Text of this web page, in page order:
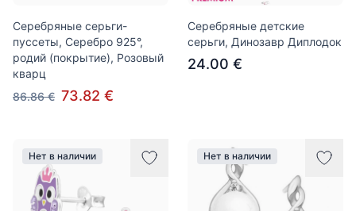
Серебряные серьги-
пуссеты, Серебро 925°,
родий (покрытие), Розовый
кварц
86.86 € 73.82 €
Серебряные детские
серьги, Динозавр Диплодок
24.00 €
Нет в наличии Нет в наличии